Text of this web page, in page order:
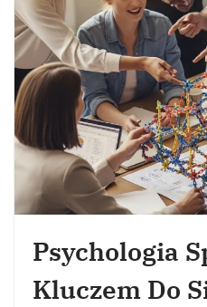
Psychologia
Kluczem Do